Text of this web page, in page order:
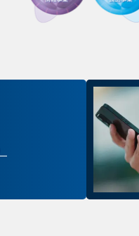
プライバシー情報
先は Cookie であり、対
訪問者による設定、デバ
常に機能させる目的を中
存されることは通常あり
れることはあります。
ており、一部の Cookie
す。各カテゴリをクリッ
確認し、当サイトにおけ